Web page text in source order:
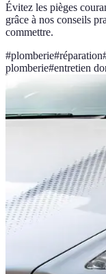
Évitez les pièges
grâce à nos conseils
commettre.
#plomberie#réparation
plomberie#entretien